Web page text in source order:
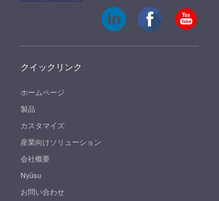
クイックリンク
ホームページ
製品
カスタマイズ
産業向けソリューション
会社概要
Nyūsu
お問い合わせ